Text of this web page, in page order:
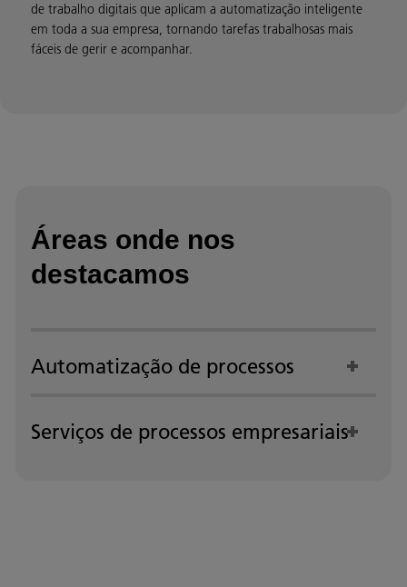
de trabalho digitais que aplicam a automatização inteligente
em toda a sua empresa, tornando tarefas trabalhosas mais
fáceis de gerir e acompanhar.
Áreas onde nos
destacamos
Automatização de processos
Serviços de processos empresariais